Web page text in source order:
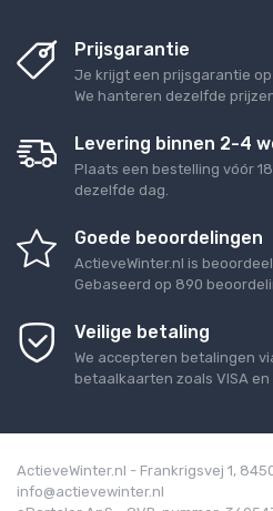
Prijsgarantie
Je krijgt een prijsgarantie op
We hanteren dezelfde
Levering binnen 2-4
Plaats een bestelling vóór
dezelfde dag.
Goede beoordelingen
ActieveWinter.nl is
Gebaseerd op 890
Veilige betaling
We accepteren betalingen
betaalkaarten zoals VISA en
ActieveWinter.nl - Frankrigsvej 1,
info@actievewinter.nl